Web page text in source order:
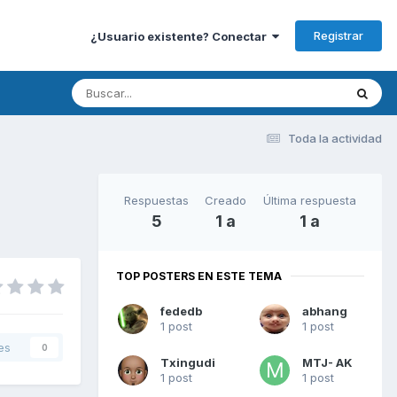
¿Usuario existente? Conectar Registrar
Toda la actividad
0
Respuestas
5
Creado
1 a
Última respuesta
1 a
TOP POSTERS EN ESTE TEMA
fededb
1 post
abhang
1 post
Txingudi
1 post
MTJ- AK
1 post